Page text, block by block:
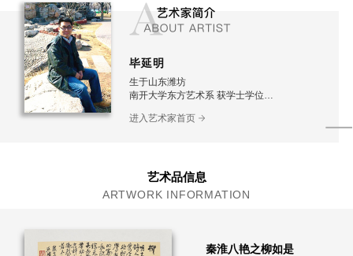
毕延明
生于山东潍坊
南开大学东方艺术系 获学士学位
进入艺术家首页
艺术品信息
ARTWORK INFORMATION
秦淮八艳之柳如是